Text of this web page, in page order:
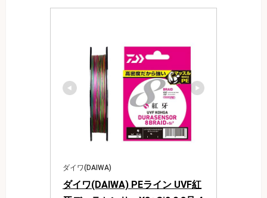
ダイワ(DAIWA)
ダイワ(DAIWA) PEライン UVF紅